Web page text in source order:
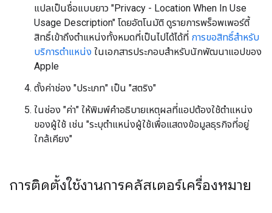
แปลเป็นชื่อแบบยาว "Privacy - Location When In Use
Usage Description" โดยอัตโนมัติ ดูรายการพร็อพเพอร์ตี้
สิทธิ์เข้าถึงตำแหน่งทั้งหมดที่เป็นไปได้ได้ที่ การขอสิทธิ์สำหรับ
บริการตำแหน่ง ในเอกสารประกอบสำหรับนักพัฒนาแอปของ
Apple
ตั้งค่าช่อง "ประเภท" เป็น "สตริง"
ในช่อง "ค่า" ให้พิมพ์คำอธิบายเหตุผลที่แอปต้องใช้ตำแหน่ง
ของผู้ใช้ เช่น "ระบุตำแหน่งผู้ใช้เพื่อแสดงข้อมูลธุรกิจที่อยู่
ใกล้เคียง"
การติดตั้งใช้งานการคลัสเตอร์เครื่องหมาย